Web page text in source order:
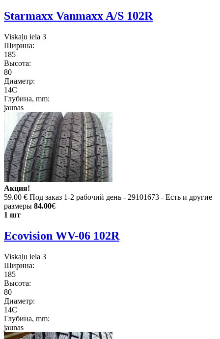
Starmaxx Vanmaxx A/S 102R
Viskaļu iela 3
Ширина:
185
Высота:
80
Диаметр:
14C
Глубина, mm:
jaunas
Акция!
59.00 € Под заказ 1-2 рабочий день - 29101673 - Есть и другие
размеры 84.00€
1 шт
Ecovision WV-06 102R
Viskaļu iela 3
Ширина:
185
Высота:
80
Диаметр:
14C
Глубина, mm:
jaunas